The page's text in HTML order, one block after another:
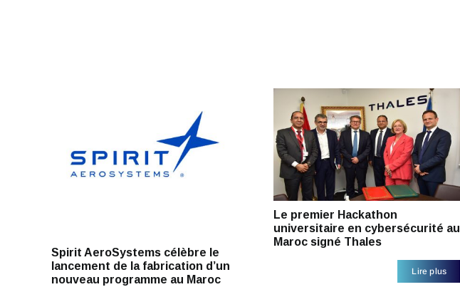
Spirit AeroSystems célèbre le
lancement de la fabrication d’un
nouveau programme au Maroc
Le premier Hackathon
universitaire en cybersécurité au
Maroc signé Thales
Lire plus